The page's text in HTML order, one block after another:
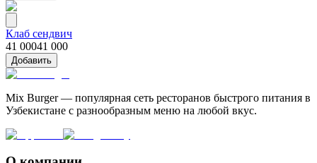
Клаб сендвич
41 00041 000
Добавить
Mix Burger — популярная сеть ресторанов быстрого питания в
Узбекистане с разнообразным меню на любой вкус.